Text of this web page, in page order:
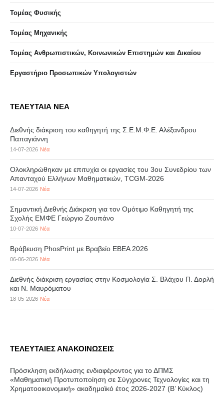
Τομέας Φυσικής
Τομέας Μηχανικής
Τομέας Ανθρωπιστικών, Κοινωνικών Επιστημών και Δικαίου
Eργαστήριo Προσωπικών Υπολογιστών
ΤΕΛΕΥΤΑΙΑ ΝΕΑ
Διεθνής διάκριση του καθηγητή της Σ.Ε.Μ.Φ.Ε. Αλέξανδρου
Παπαγιάννη
14-07-2026 Νέα
Ολοκληρώθηκαν με επιτυχία οι εργασίες του 3ου Συνεδρίου των
Απανταχού Ελλήνων Μαθηματικών, TCGM-2026
14-07-2026 Νέα
Σημαντική Διεθνής Διάκριση για τον Ομότιμο Καθηγητή της
Σχολής ΕΜΦΕ Γεώργιο Ζουπάνο
10-07-2026 Νέα
Βράβευση PhosPrint με Βραβείο ΕΒΕΑ 2026
06-06-2026 Νέα
Διεθνής διάκριση εργασίας στην Κοσμολογία Σ. Βλάχου Π. Δορλή
και Ν. Μαυρόματου
18-05-2026 Νέα
ΤΕΛΕΥΤΑΙΕΣ ΑΝΑΚΟΙΝΩΣΕΙΣ
Πρόσκληση εκδήλωσης ενδιαφέροντος για το ΔΠΜΣ
«Μαθηματική Προτυποποίηση σε Σύγχρονες Τεχνολογίες και τη
Χρηματοοικονομική» ακαδημαϊκό έτος 2026-2027 (B’ Kύκλος)